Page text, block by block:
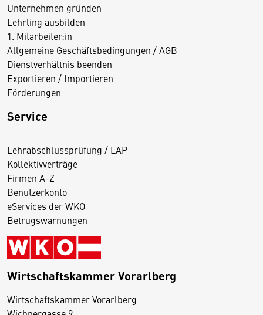
Unternehmen gründen
Lehrling ausbilden
1. Mitarbeiter:in
Allgemeine Geschäftsbedingungen / AGB
Dienstverhältnis beenden
Exportieren / Importieren
Förderungen
Service
Lehrabschlussprüfung / LAP
Kollektivverträge
Firmen A-Z
Benutzerkonto
eServices der WKO
Betrugswarnungen
Wirtschaftskammer Vorarlberg
Wirtschaftskammer Vorarlberg
D